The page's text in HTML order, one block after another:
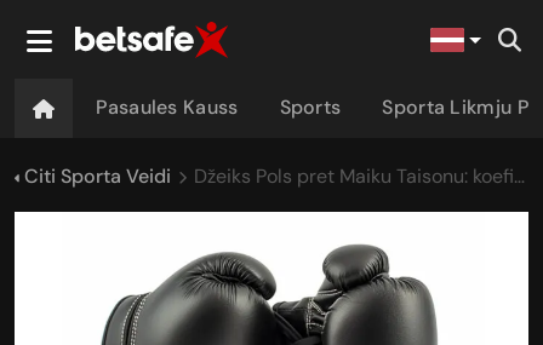
Pasaules Kauss Sports Sporta Likmju
Citi Sporta Veidi Džeiks Pols pret Maiku Taisonu: koeficienti, likmes un prognozes